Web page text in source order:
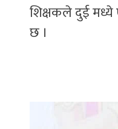
शिक्षकले दुई
छ ।